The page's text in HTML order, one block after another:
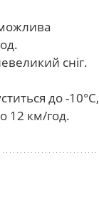
сніг.
до -10°С,
12 км/год.